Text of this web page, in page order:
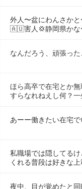
外人〜盆にわんさか
🇦🇺害人💢静岡県かな
なんだろう、頑張っ
ほら高卒で在宅とか
すらなれねえし何？一
あーー働きたい在宅
私職場では隠してる
くれる普段は好きな上
夜中、目が覚めたと